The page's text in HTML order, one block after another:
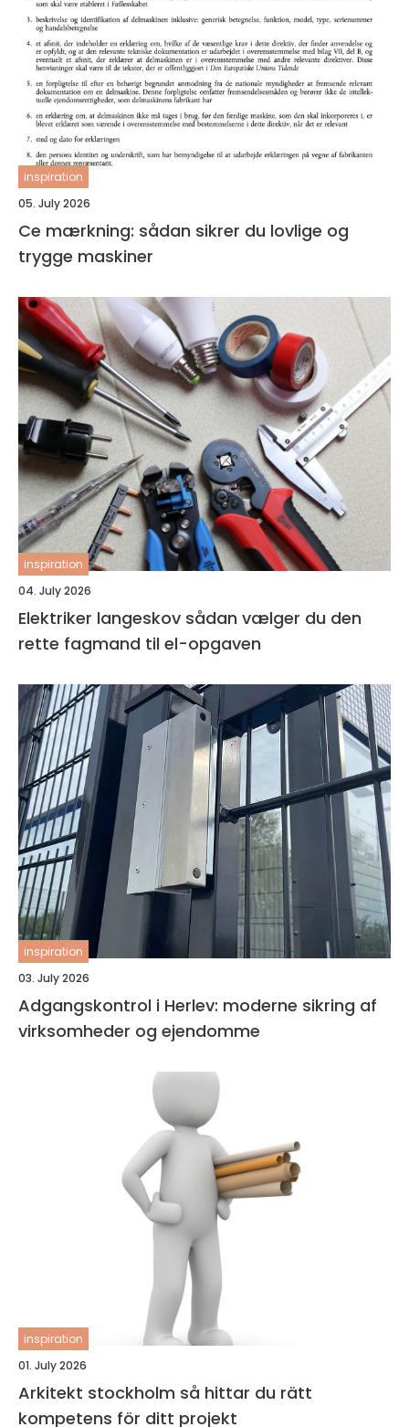
inspiration
05. July 2026
Ce mærkning: sådan sikrer du lovlige og
trygge maskiner
inspiration
04. July 2026
Elektriker langeskov sådan vælger du den
rette fagmand til el-opgaven
inspiration
03. July 2026
Adgangskontrol i Herlev: moderne sikring af
virksomheder og ejendomme
inspiration
01. July 2026
Arkitekt stockholm så hittar du rätt
kompetens för ditt projekt